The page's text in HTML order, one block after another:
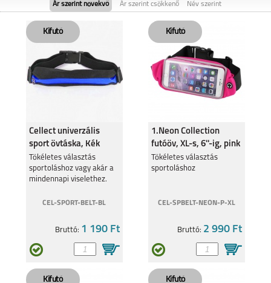
NOTE 60 REALME NOTE 50
REALME 11 5G REALME 9 PRO 5G
REALME C55 REALME 9 5G
Ár szerint növekvő Ár szerint csökkenő Név szerint
Cellect univerzális
sport övtáska, Kék
Tökéletes választás
sportoláshoz vagy akár a
mindennapi viselethez.
CEL-SPORT-BELT-BL
Bruttó: 1 190 Ft
1.Neon Collection
futóöv, XL-s, 6''-ig, pink
Tökéletes választás
sportoláshoz
CEL-SPBELT-NEON-P-XL
Bruttó: 2 990 Ft